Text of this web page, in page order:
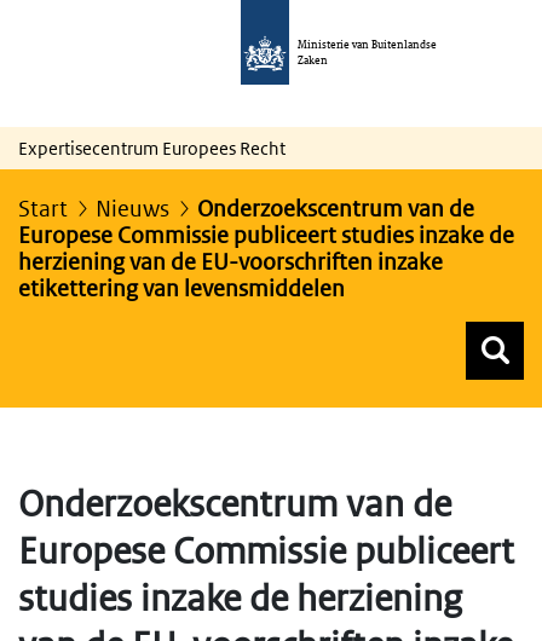
Ministerie van Buitenlandse
Zaken
Expertisecentrum Europees Recht
Start Nieuws
Onderzoekscentrum van de
Europese Commissie publiceert studies inzake de
herziening van de EU-voorschriften inzake
etikettering van levensmiddelen
Onderzoekscentrum van de
Europese Commissie publiceert
studies inzake de herziening